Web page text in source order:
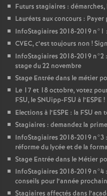
Futurs stagiaires :
Lauréats aux concours :
InfoStagiaires 2018-2019
CVEC, c’est toujours non !
InfoStagiaires 2018-2019 n°2
stage du 22 novembre
Stage Entrée dans le métier
Le 17 et 18 octobre, votez
FSU, le SNUipp-FSU à l’ESPE !
Elections à l’ESPE : la FSU en
Stagiaires : demandez la
InfoStagiaires 2018-2019 n°3
réforme du lycée et de la
Stage Entrée dans le Métier
InfoStagiaires 2018-2019
conseils pour l’année
Stagiaires affectés dans